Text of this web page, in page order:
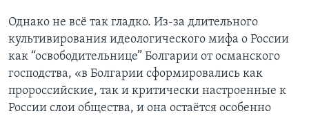
Однако не всё так гладко. Из-за длительного
культивирования идеологического мифа о России
как “освободительнице” Болгарии от османского
господства, «в Болгарии сформировались как
пророссийские, так и критически настроенные к
России слои общества, и она остаётся особенно